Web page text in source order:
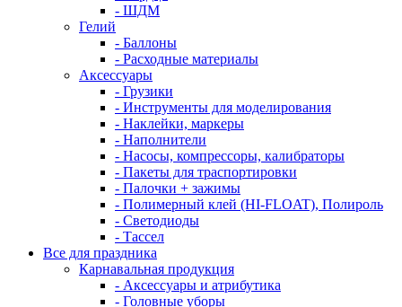
- ШДМ
Гелий
- Баллоны
- Расходные материалы
Аксессуары
- Грузики
- Инструменты для моделирования
- Наклейки, маркеры
- Наполнители
- Насосы, компрессоры, калибраторы
- Пакеты для траспортировки
- Палочки + зажимы
- Полимерный клей (HI-FLOAT), Полироль
- Светодиоды
- Тассел
Все для праздника
Карнавальная продукция
- Аксессуары и атрибутика
- Головные уборы